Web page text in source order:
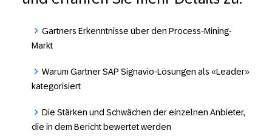
Gartners Erkenntnisse über den Process-Mining-
Markt
Warum Gartner SAP Signavio-Lösungen als «Leader»
kategorisiert
Die Stärken und Schwächen der einzelnen Anbieter,
die in dem Bericht bewertet werden